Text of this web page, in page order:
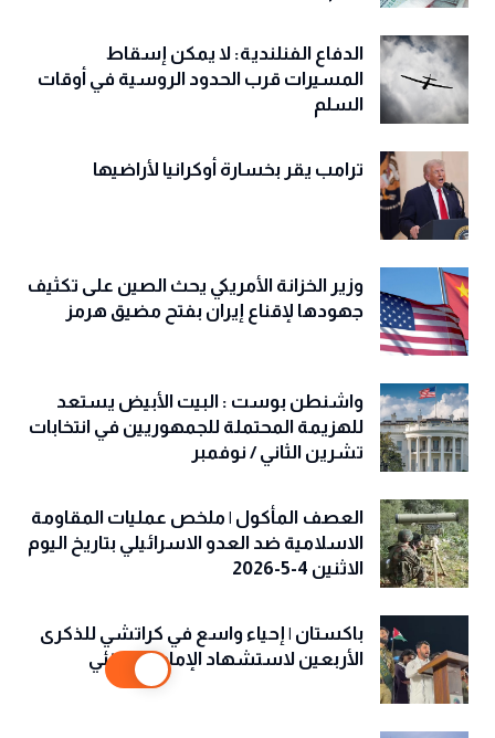
الدفاع الفنلندية: لا يمكن إسقاط
المسيرات قرب الحدود الروسية في أوقات
السلم
ترامب يقر بخسارة أوكرانيا لأراضيها
وزير الخزانة الأمريكي يحث الصين على تكثيف
جهودها لإقناع إيران بفتح مضيق هرمز
واشنطن بوست : البيت الأبيض يستعد
للهزيمة المحتملة للجمهوريين في انتخابات
تشرين الثاني / نوفمبر
العصف المأكول | ملخص عمليات المقاومة
الاسلامية ضد العدو الاسرائيلي بتاريخ اليوم
الاثنين 4-5-2026
باكستان | إحياء واسع في كراتشي للذكرى
الأربعين لاستشهاد الإمام الخامنئي